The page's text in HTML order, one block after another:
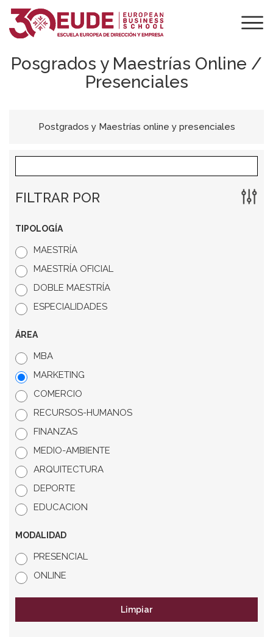
Posgrados y Maestrías Online /
Presenciales
Postgrados y Maestrías online y presenciales
FILTRAR POR
TIPOLOGÍA
MAESTRÍA
MAESTRÍA OFICIAL
DOBLE MAESTRÍA
ESPECIALIDADES
ÁREA
MBA
MARKETING
COMERCIO
RECURSOS-HUMANOS
FINANZAS
MEDIO-AMBIENTE
ARQUITECTURA
DEPORTE
EDUCACION
MODALIDAD
PRESENCIAL
ONLINE
Limpiar